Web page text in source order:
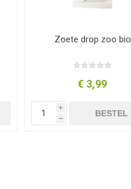
Zoete drop zoo bio
€ 3,99
i
h
BESTEL